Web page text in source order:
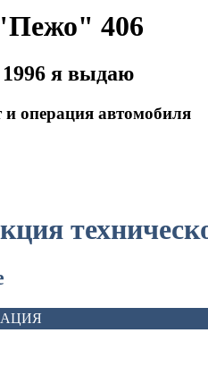
406
1996 я выдаю
и операция автомобиля